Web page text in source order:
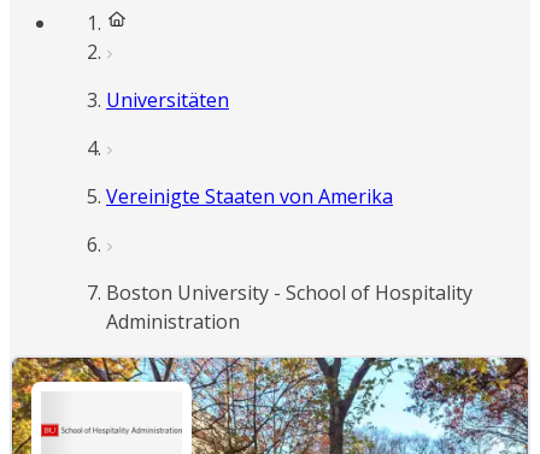
Universitäten
Vereinigte Staaten von Amerika
Boston University - School of Hospitality
Administration